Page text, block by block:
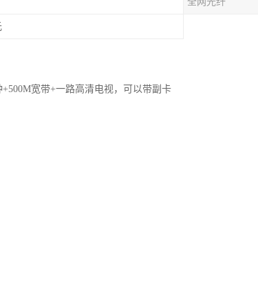
宽带+一路高清电视，可以带副卡